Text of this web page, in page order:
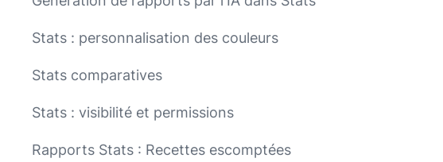
Stats : personnalisation des couleurs
Stats comparatives
Stats : visibilité et permissions
Rapports Stats : Recettes escomptées